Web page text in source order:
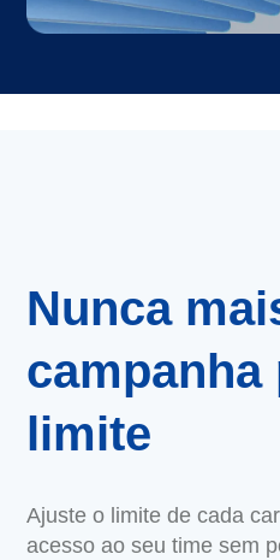
Nunca
campanha
limite
Ajuste o limite de cada
acesso ao seu time sem